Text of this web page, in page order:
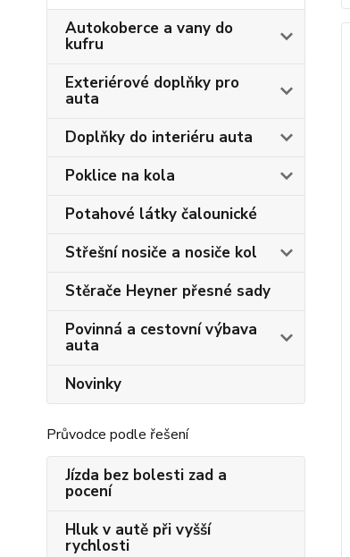
Autokoberce a vany do
kufru
Exteriérové doplňky pro
auta
Doplňky do interiéru auta
Poklice na kola
Potahové látky čalounické
Střešní nosiče a nosiče kol
Stěrače Heyner přesné sady
Povinná a cestovní výbava
auta
Novinky
Průvodce podle řešení
Jízda bez bolesti zad a
pocení
Hluk v autě při vyšší
rychlosti